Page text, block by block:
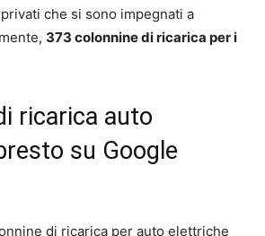
che si sono impegnati a
373 colonnine di ricarica per i
ricarica auto
su Google
di ricarica per auto elettriche